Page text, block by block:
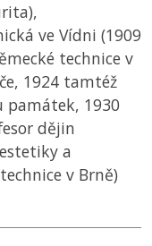
ve Vídni (1909
technice v
1924 tamtéž
památek, 1930
dějin
a
v Brně)